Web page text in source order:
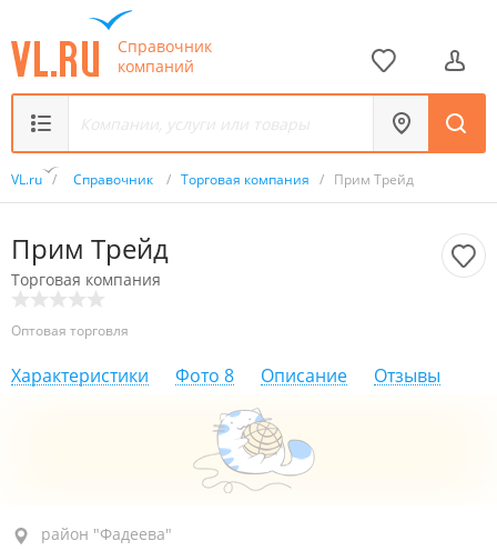
Справочник
компаний
VL.ru / Справочник / Торговая компания / Прим Трейд
Прим Трейд
Торговая компания
Оптовая торговля
Характеристики Фото 8 Описание Отзывы
район "Фадеева", ул. Фадеева, 49
район "Фадеева"